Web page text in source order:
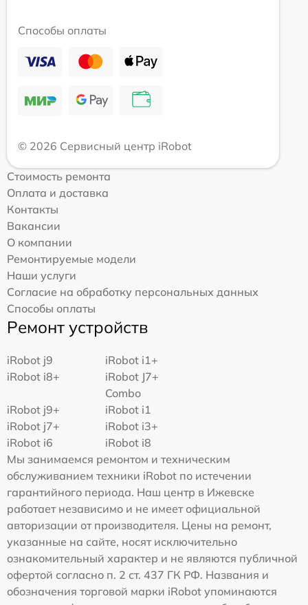
Способы оплаты
© 2026 Сервисный центр iRobot
Стоимость ремонта
Оплата и доставка
Контакты
Вакансии
О компании
Ремонтируемые модели
Наши услуги
Согласие на обработку персональных данных
Способы оплаты
Ремонт устройств
iRobot j9
iRobot i1+
iRobot i8+
iRobot J7+
Combo
iRobot j9+
iRobot i1
iRobot j7+
iRobot i3+
iRobot i6
iRobot i8
Мы занимаемся ремонтом и техническим
обслуживанием техники iRobot по истечении
гарантийного периода. Наш центр в Ижевске
работает независимо и не имеет официальной
авторизации от производителя. Цены на ремонт,
указанные на сайте, носят исключительно
ознакомительный характер и не являются публичной
офертой согласно п. 2 ст. 437 ГК РФ. Названия и
обозначения торговой марки iRobot упоминаются